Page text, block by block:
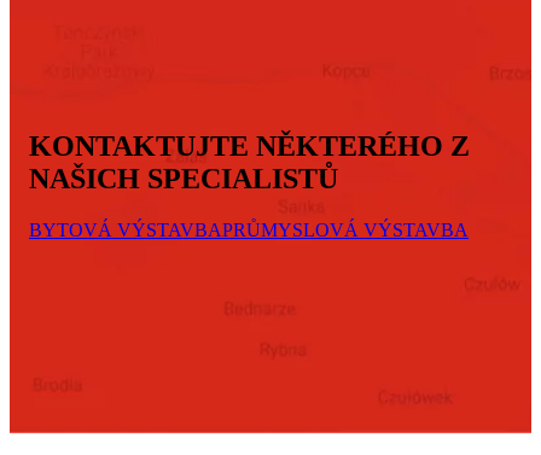
KONTAKTUJTE NĚKTERÉHO Z
NAŠICH SPECIALISTŮ
BYTOVÁ VÝSTAVBAPRŮMYSLOVÁ VÝSTAVBA